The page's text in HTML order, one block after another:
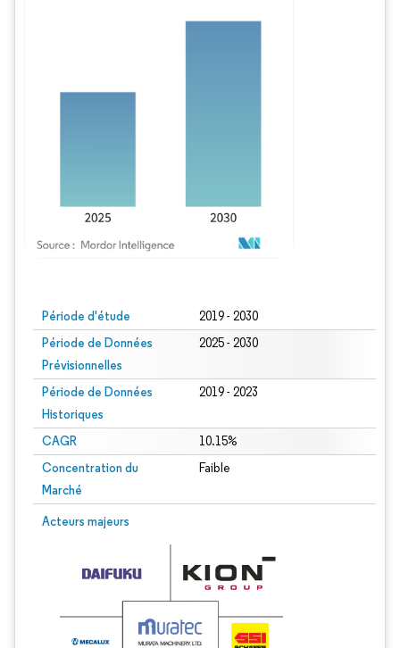
Période d'étude 2019 - 2030
Période de Données
Prévisionnelles
2025 - 2030
Période de Données
Historiques
2019 - 2023
CAGR 10.15%
Concentration du
Marché
Faible
Acteurs majeurs